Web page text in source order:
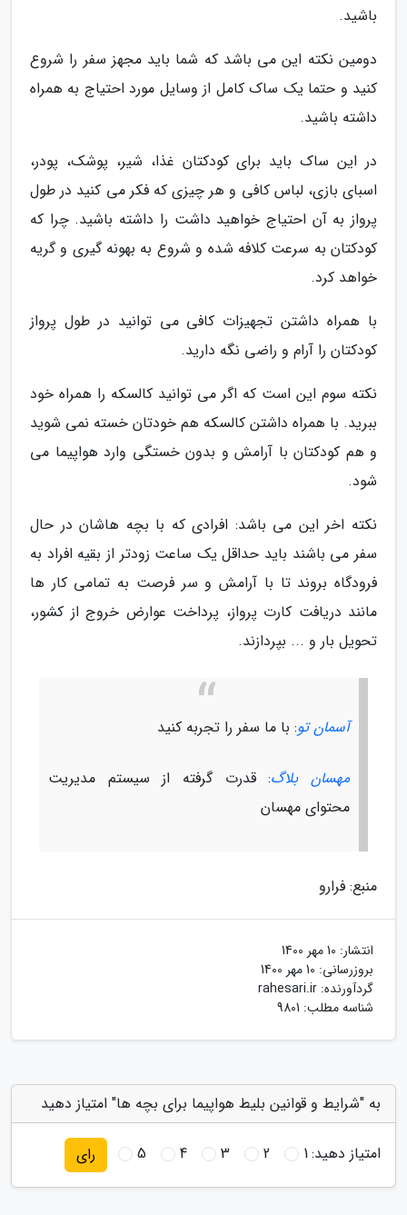
باشید.
دومین نکته این می باشد که شما باید مجهز سفر را شروع
کنید و حتما یک ساک کامل از وسایل مورد احتیاج به همراه
داشته باشید.
در این ساک باید برای کودکتان غذا، شیر، پوشک، پودر،
اسبای بازی، لباس کافی و هر چیزی که فکر می کنید در طول
پرواز به آن احتیاج خواهید داشت را داشته باشید. چرا که
کودکتان به سرعت کلافه شده و شروع به بهونه گیری و گریه
خواهد کرد.
با همراه داشتن تجهیزات کافی می توانید در طول پرواز
کودکتان را آرام و راضی نگه دارید.
نکته سوم این است که اگر می توانید کالسکه را همراه خود
ببرید. با همراه داشتن کالسکه هم خودتان خسته نمی شوید
و هم کودکتان با آرامش و بدون خستگی وارد هواپیما می
شود.
نکته اخر این می باشد: افرادی که با بچه هاشان در حال
سفر می باشند باید حداقل یک ساعت زودتر از بقیه افراد به
فرودگاه بروند تا با آرامش و سر فرصت به تمامی کار ها
مانند دریافت کارت پرواز، پرداخت عوارض خروج از کشور،
تحویل بار و ... بپردازند.
آسمان تو: با ما سفر را تجربه کنید
مهسان بلاگ: قدرت گرفته از سیستم مدیریت
محتوای مهسان
منبع: فرارو
انتشار: 10 مهر 1400
بروزرسانی: 10 مهر 1400
گردآورنده: rahesari.ir
شناسه مطلب: 9801
به "شرایط و قوانین بلیط هواپیما برای بچه ها" امتیاز دهید
امتیاز دهید:1
2
3
4
5 رای